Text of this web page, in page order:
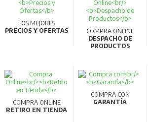
Diseño compacto: Ranuras de la
delantera y trasera
Carga segura
Dos canales de carga, puede cargar 2 ó
LOS MEJORES
PRECIOS Y OFERTAS
COMPRA ONLINE
DESPACHO DE
PRODUCTOS
COMPRA ONLINE
RETIRO EN TIENDA
COMPRA CON
GARANTÍA